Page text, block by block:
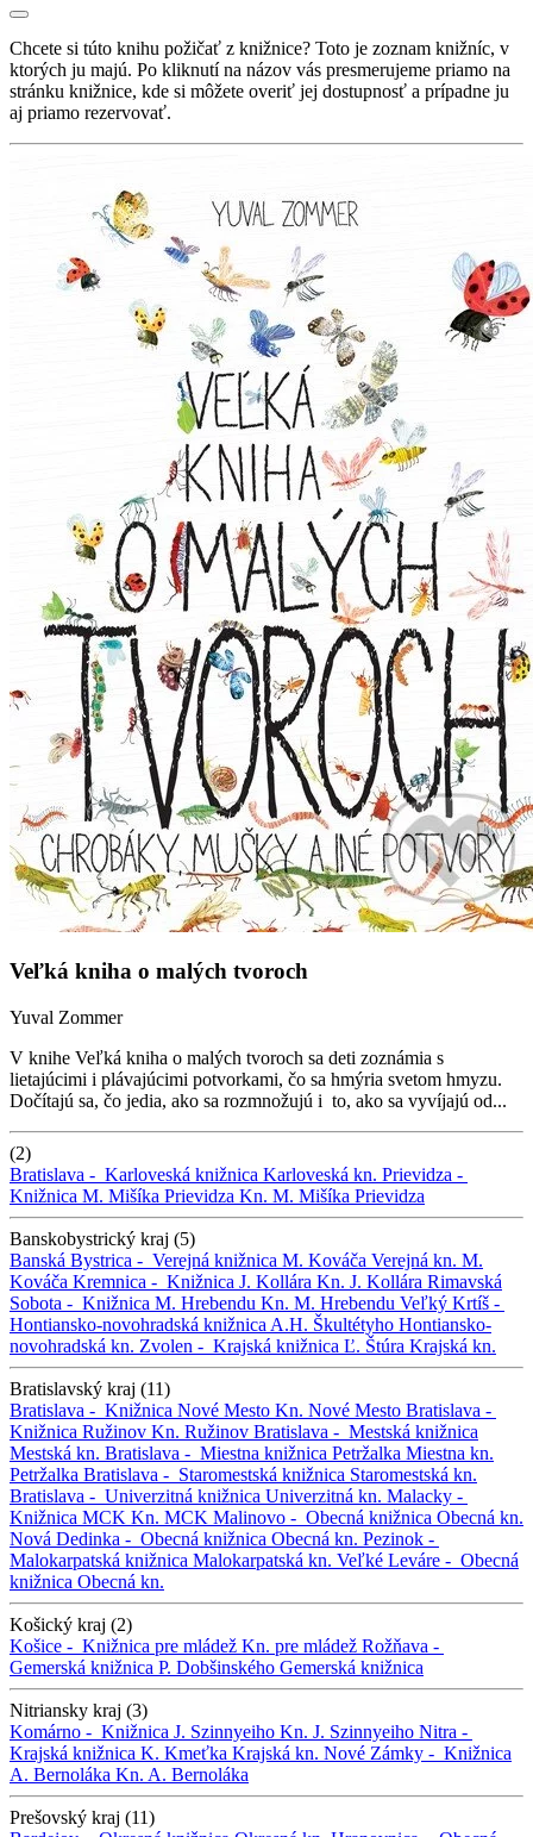
Chcete si túto knihu požičať z knižnice? Toto je zoznam knižníc, v
ktorých ju majú. Po kliknutí na názov vás presmerujeme priamo na
stránku knižnice, kde si môžete overiť jej dostupnosť a prípadne ju
aj priamo rezervovať.
Veľká kniha o malých tvoroch
Yuval Zommer
V knihe Veľká kniha o malých tvoroch sa deti zoznámia s
lietajúcimi i plávajúcimi potvorkami, čo sa hmýria svetom hmyzu.
Dočítajú sa, čo jedia, ako sa rozmnožujú i to, ako sa vyvíjajú od...
(2)
Bratislava - Karloveská knižnica Karloveská kn. Prievidza -
Knižnica M. Mišíka Prievidza Kn. M. Mišíka Prievidza
Banskobystrický kraj (5)
Banská Bystrica - Verejná knižnica M. Kováča Verejná kn. M.
Kováča Kremnica - Knižnica J. Kollára Kn. J. Kollára Rimavská
Sobota - Knižnica M. Hrebendu Kn. M. Hrebendu Veľký Krtíš -
Hontiansko-novohradská knižnica A.H. Škultétyho Hontiansko-
novohradská kn. Zvolen - Krajská knižnica Ľ. Štúra Krajská kn.
Bratislavský kraj (11)
Bratislava - Knižnica Nové Mesto Kn. Nové Mesto Bratislava -
Knižnica Ružinov Kn. Ružinov Bratislava - Mestská knižnica
Mestská kn. Bratislava - Miestna knižnica Petržalka Miestna kn.
Petržalka Bratislava - Staromestská knižnica Staromestská kn.
Bratislava - Univerzitná knižnica Univerzitná kn. Malacky -
Knižnica MCK Kn. MCK Malinovo - Obecná knižnica Obecná kn.
Nová Dedinka - Obecná knižnica Obecná kn. Pezinok -
Malokarpatská knižnica Malokarpatská kn. Veľké Leváre - Obecná
knižnica Obecná kn.
Košický kraj (2)
Košice - Knižnica pre mládež Kn. pre mládež Rožňava -
Gemerská knižnica P. Dobšinského Gemerská knižnica
Nitriansky kraj (3)
Komárno - Knižnica J. Szinnyeiho Kn. J. Szinnyeiho Nitra -
Krajská knižnica K. Kmeťka Krajská kn. Nové Zámky - Knižnica
A. Bernoláka Kn. A. Bernoláka
Prešovský kraj (11)